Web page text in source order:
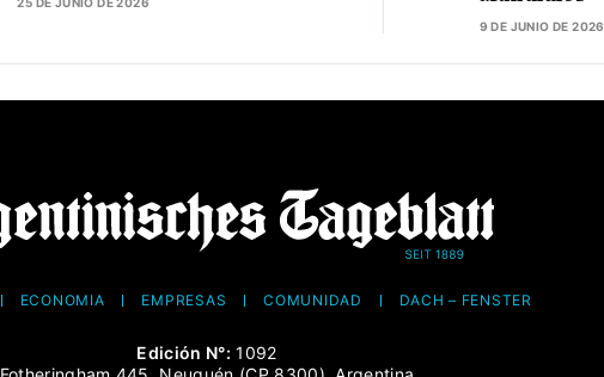
9 DE JUNIO DE 2026
ECONOMÍA EMPRESAS COMUNIDAD DACH – FENSTER
Edición N°: 1092